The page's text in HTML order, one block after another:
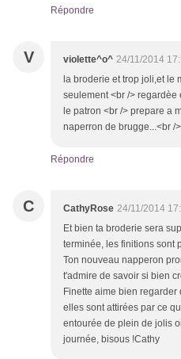
Répondre
V violette^o^ 24/11/2014
la broderie et trop joli,et le
seulement <br /> regardèe
le patron <br /> prepare a
naperron de brugge...<br /
Répondre
C CathyRose 24/11/2014
Et bien ta broderie sera
terminée, les finitions sont
Ton nouveau napperon
t'admire de savoir si bien
Finette aime bien
elles sont attirées par ce
entourée de plein de jolis
journée, bisous !Cathy